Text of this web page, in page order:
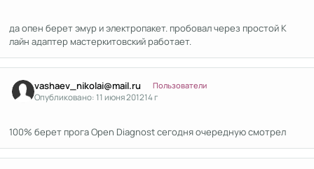
да опен берет эмур и электропакет. пробовал через простой К
лайн адаптер мастеркитовский работает.
vashaev_nikolai@mail.ru Пользователи
Опубликовано:11 июня 201214 г
100% берет прога Open Diagnost сегодня очередную смотрел